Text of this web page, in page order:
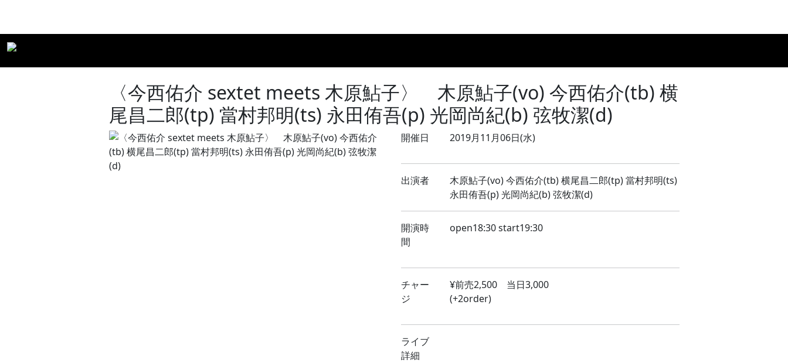
〈今西佑介 sextet meets 木原鮎子〉 木原鮎子(vo) 今西佑介(tb) 横
尾昌二郎(tp) 當村邦明(ts) 永田侑吾(p) 光岡尚紀(b) 弦牧潔(d)
開催日 2019月11月06日(水)
出演者
木原鮎子(vo) 今西佑介(tb) 横尾昌二郎(tp) 當村邦明(ts)
永田侑吾(p) 光岡尚紀(b) 弦牧潔(d)
開演時
間
open18:30 start19:30
チャー
ジ
¥前売2,500 当日3,000
(+2order)
ライブ
詳細